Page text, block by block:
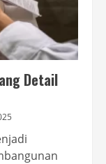
Detail